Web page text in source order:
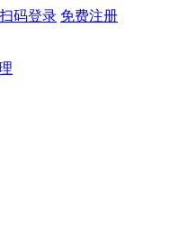
码登录 免费注册